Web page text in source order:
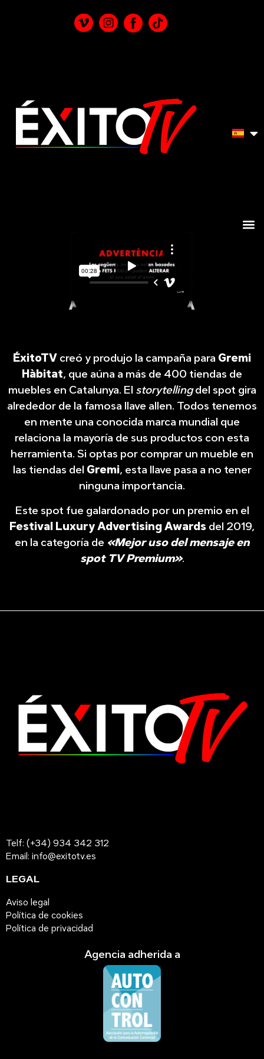
ÉxitoTV creó y produjo la campaña para Gremi
Hàbitat, que aúna a más de 400 tiendas de
muebles en Catalunya. El storytellingdel spot gira
alrededor de la famosa llave allen. Todos tenemos
en mente una conocida marca mundial que
relaciona la mayoría de sus productos con esta
herramienta. Si optas por comprar un mueble en
las tiendas del Gremi, esta llave pasa a no tener
ninguna importancia.
Este spot fue galardonado por un premio en el
Festival Luxury Advertising Awards del 2019,
en la categoría de «Mejor uso del mensaje en
spot TV Premium».
Telf: (+34) 934 342 312
Email: info@exitotv.es
LEGAL
Aviso legal
Política de cookies
Política de privacidad
Agencia adherida a